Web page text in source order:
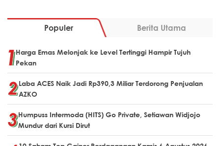
Populer Berita Utama
Harga Emas Melonjak ke Level Tertinggi Hampir Tujuh
Pekan
Laba ACES Naik Jadi Rp390,3 Miliar Terdorong Penjualan
AZKO
Humpuss Intermoda (HITS) Go Private, Setiawan Widjojo
Mundur dari Kursi Dirut